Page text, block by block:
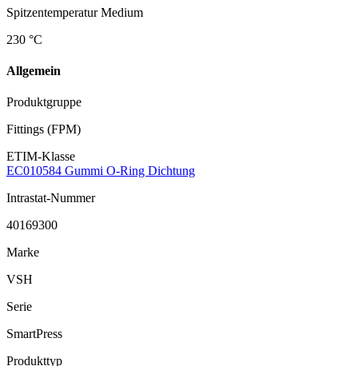
Spitzentemperatur Medium
230 °C
Allgemein
Produktgruppe
Fittings (FPM)
ETIM-Klasse
EC010584 Gummi O-Ring Dichtung
Intrastat-Nummer
40169300
Marke
VSH
Serie
SmartPress
Produkttyp